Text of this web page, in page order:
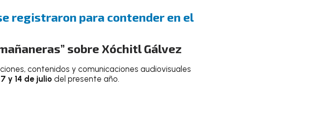
registraron para contender en el
sobre Xóchitl Gálvez
contenidos y comunicaciones audiovisuales
y 14 de julio del presente año.